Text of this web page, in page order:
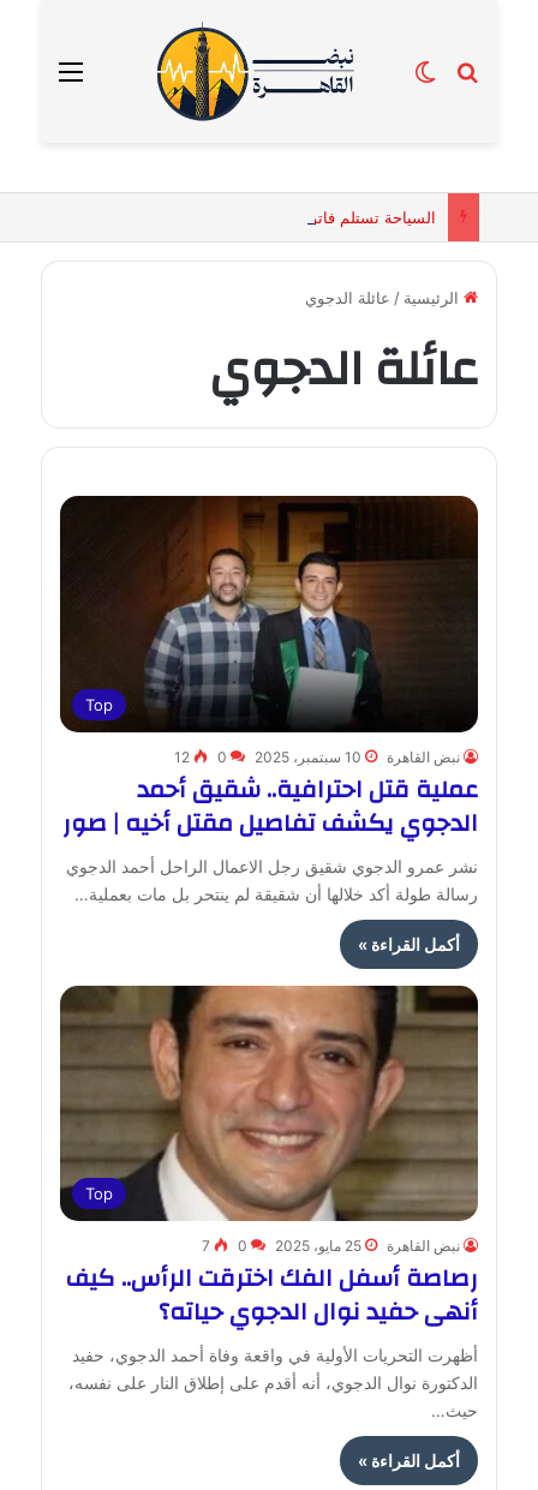
القائمة بحث عنالوضع المظلم
الرئيسية / عائلة الدجوي
عائلة الدجوي
Top
نبض القاهرة 10 سبتمبر، 2025 0
12
عملية قتل احترافية.. شقيق أحمد
الدجوي يكشف تفاصيل مقتل أخيه | صور
نشر عمرو الدجوي شقيق رجل الاعمال الراحل أحمد الدجوي
رسالة طولة أكد خلالها أن شقيقة لم ينتحر بل مات بعملية…
أكمل القراءة »
Top
نبض القاهرة 25 مايو، 2025 0
7
رصاصة أسفل الفك اخترقت الرأس.. كيف
أنهى حفيد نوال الدجوي حياته؟
أظهرت التحريات الأولية في واقعة وفاة أحمد الدجوي، حفيد
الدكتورة نوال الدجوي، أنه أقدم على إطلاق النار على نفسه،
حيث…
أكمل القراءة »